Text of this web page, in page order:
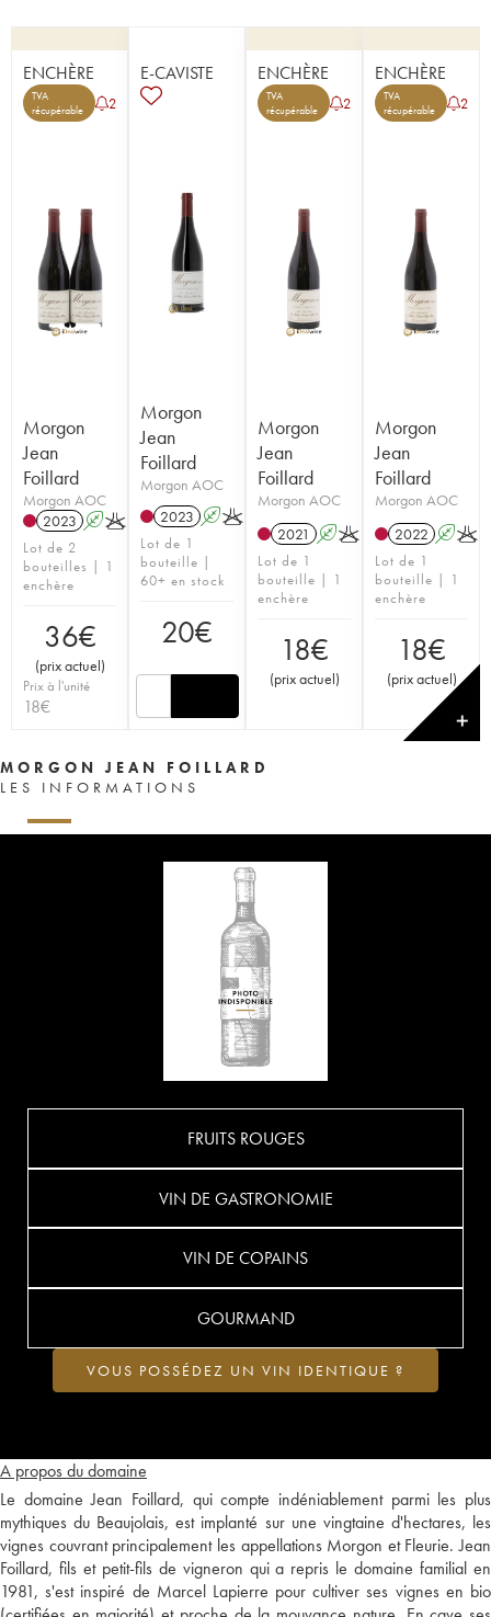
ENCHÈRE
TVA
récupérable
2
Morgon
Jean
Foillard
Morgon AOC
2023 AK
Lot de 2
bouteilles | 1
enchère
36€
(prix actuel)
Prix à l'unité
18€
E-CAVISTE
Morgon
Jean
Foillard
Morgon AOC
2023 AK
Lot de 1
bouteille |
60+ en stock
20€
ENCHÈRE
TVA
récupérable
2
Morgon
Jean
Foillard
Morgon AOC
2021
AK
Lot de 1
bouteille | 1
enchère
18€
(prix actuel)
ENCHÈRE
TVA
récupérable
2
Morgon
Jean
Foillard
Morgon AOC
2022 AK
Lot de 1
bouteille | 1
enchère
18€
(prix actuel)
✕
MORGON JEAN FOILLARD
LES INFORMATIONS
A propos du domaine
Le domaine Jean Foillard, qui compte indéniablement parmi les plus
mythiques du Beaujolais, est implanté sur une vingtaine d'hectares, les
vignes couvrant principalement les appellations Morgon et Fleurie. Jean
Foillard, fils et petit-fils de vigneron qui a repris le domaine familial en
1981, s'est inspiré de Marcel Lapierre pour cultiver ses vignes en bio
FRUITS ROUGES
VIN DE GASTRONOMIE
VIN DE COPAINS
GOURMAND
VOUS POSSÉDEZ UN VIN IDENTIQUE ?